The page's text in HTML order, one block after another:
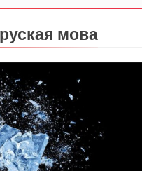
мова